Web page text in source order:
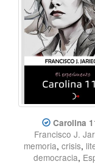
Carolina
Francisco J.
memoria, crisis,
democracia,